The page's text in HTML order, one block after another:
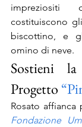
impreziositi
costituiscono
biscottino, e
omino di neve.
Sostieni
Progetto
Fondazione